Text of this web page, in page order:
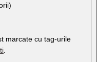
marcate cu tag-urile